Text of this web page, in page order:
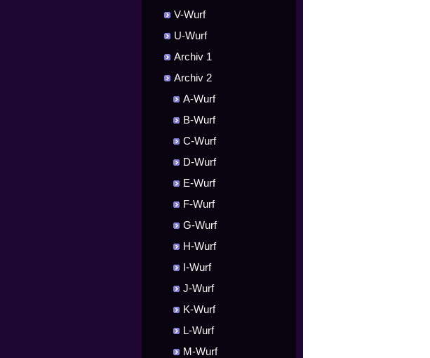
V-Wurf
U-Wurf
Archiv 1
Archiv 2
A-Wurf
B-Wurf
C-Wurf
D-Wurf
E-Wurf
F-Wurf
G-Wurf
H-Wurf
I-Wurf
J-Wurf
K-Wurf
L-Wurf
M-Wurf